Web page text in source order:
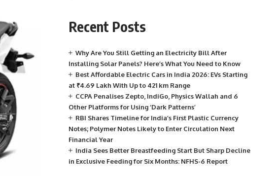
Recent Posts
Why Are You Still Getting an Electricity Bill After
Installing Solar Panels? Here’s What You Need to Know
Best Affordable Electric Cars in India 2026: EVs Starting
at ₹4.69 Lakh With Up to 421 km Range
CCPA Penalises Zepto, IndiGo, Physics Wallah and 6
Other Platforms for Using ‘Dark Patterns’
RBI Shares Timeline for India’s First Plastic Currency
Notes; Polymer Notes Likely to Enter Circulation Next
Financial Year
India Sees Better Breastfeeding Start But Sharp Decline
in Exclusive Feeding for Six Months: NFHS-6 Report